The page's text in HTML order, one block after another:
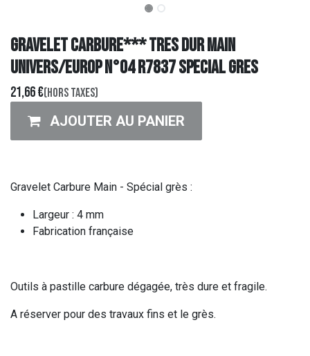
GRAVELET CARBURE*** TRES DUR MAIN
UNIVERS/EUROP N°04 R7837 SPECIAL GRES
21,66€(Hors taxes)
AJOUTER AU PANIER
Gravelet Carbure Main - Spécial grès :
Largeur : 4 mm
Fabrication française
Outils à pastille carbure dégagée, très dure et fragile.
A réserver pour des travaux fins et le grès.